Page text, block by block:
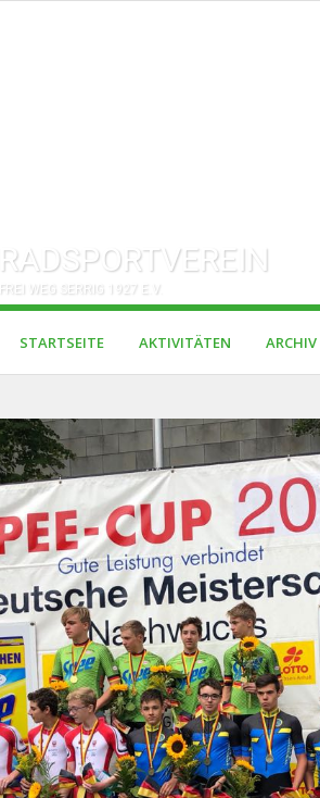
RADSPORTVEREIN
FREI WEG SERRIG 1927 E.V.
STARTSEITE AKTIVITÄTEN ARCHIV